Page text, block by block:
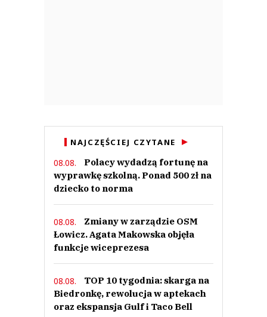
NAJCZĘŚCIEJ CZYTANE
08.08.
Polacy wydadzą fortunę na
wyprawkę szkolną. Ponad 500 zł na
dziecko to norma
08.08.
Zmiany w zarządzie OSM
Łowicz. Agata Makowska objęła
funkcje wiceprezesa
08.08.
TOP 10 tygodnia: skarga na
Biedronkę, rewolucja w aptekach
oraz ekspansja Gulf i Taco Bell